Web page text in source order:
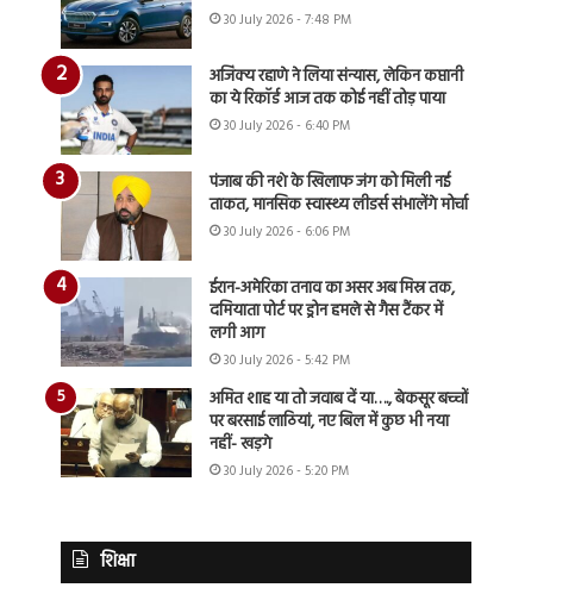
30 July 2026 - 7:48 PM
अजिंक्य रहाणे ने लिया संन्यास, लेकिन कप्तानी
का ये रिकॉर्ड आज तक कोई नहीं तोड़ पाया
30 July 2026 - 6:40 PM
पंजाब की नशे के खिलाफ जंग को मिली नई
ताकत, मानसिक स्वास्थ्य लीडर्स संभालेंगे मोर्चा
30 July 2026 - 6:06 PM
ईरान-अमेरिका तनाव का असर अब मिस्र तक,
दमियाता पोर्ट पर ड्रोन हमले से गैस टैंकर में
लगी आग
30 July 2026 - 5:42 PM
अमित शाह या तो जवाब दें या…., बेकसूर बच्चों
पर बरसाई लाठियां, नए बिल में कुछ भी नया
नहीं- खड़गे
30 July 2026 - 5:20 PM
शिक्षा